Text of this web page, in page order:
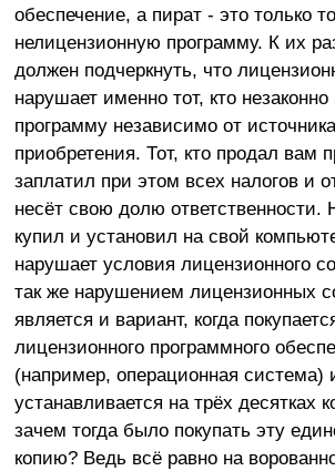
обеспечение, а пират - это только
нелицензионную программу. К их
должен подчеркнуть, что
нарушает именно тот, кто незаконно
программу независимо от
приобретения. Тот, кто продал вам
заплатил при этом всех налогов и
несёт свою долю ответственности.
купил и установил на свой
нарушает условия лицензионного
так же нарушением лицензионных
является и вариант, когда
лицензионного программного
(например, операционная система)
устанавливается на трёх десятках
зачем тогда было покупать эту
копию? Ведь всё равно на